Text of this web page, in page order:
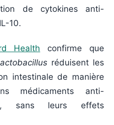
de cytokines anti-
10.
Health confirme que
réduisent les
intestinale de manière
médicaments anti-
sans leurs effets